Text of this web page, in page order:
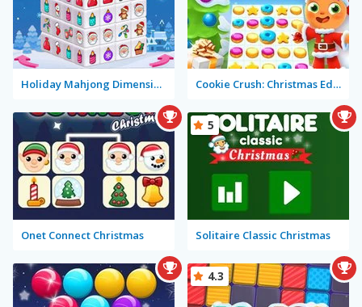
Holiday Mahjong Dimensions Cookie Crush: Christmas Edition
Onet Connect Christmas Solitaire Classic Christmas
5
4.3